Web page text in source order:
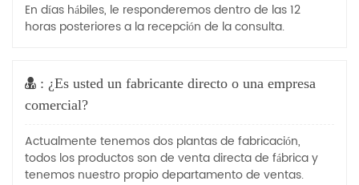
En días hábiles, le responderemos dentro de las 12
horas posteriores a la recepción de la consulta.
: ¿Es usted un fabricante directo o una empresa
comercial?
Actualmente tenemos dos plantas de fabricación,
todos los productos son de venta directa de fábrica y
tenemos nuestro propio departamento de ventas.